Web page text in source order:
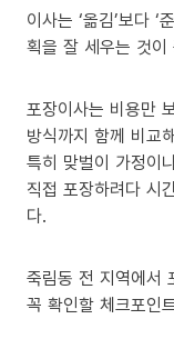
이사는 ‘옮김’보다
획을 잘 세우는 것이
포장이사는 비용만
방식까지 함께 비교
특히 맞벌이 가정이
직접 포장하려다 시
다.
죽림동 전 지역에서
꼭 확인할 체크포인